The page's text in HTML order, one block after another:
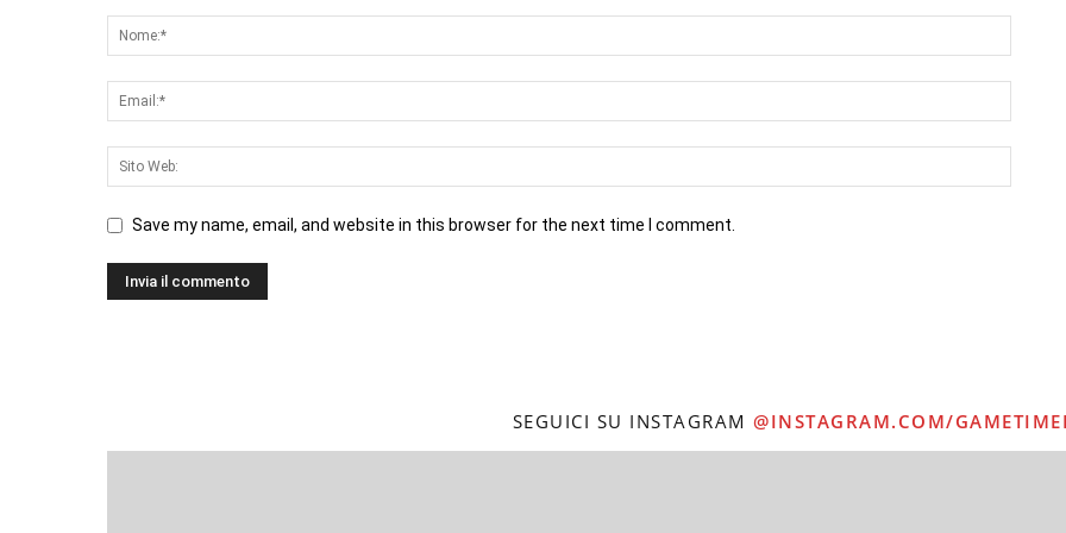
Save my name, email, and website in this browser for the next time I comment.
SEGUICI SU INSTAGRAM @INSTAGRAM.COM/